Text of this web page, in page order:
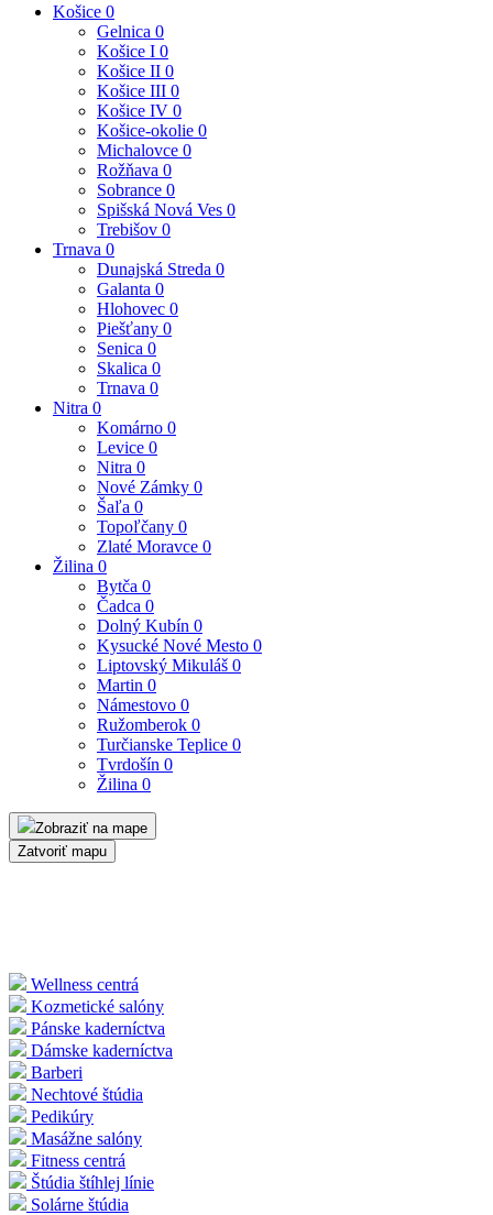
Košice 0
Gelnica 0
Košice I 0
Košice II 0
Košice III 0
Košice IV 0
Košice-okolie 0
Michalovce 0
Rožňava 0
Sobrance 0
Spišská Nová Ves 0
Trebišov 0
Trnava 0
Dunajská Streda 0
Galanta 0
Hlohovec 0
Piešťany 0
Senica 0
Skalica 0
Trnava 0
Nitra 0
Komárno 0
Levice 0
Nitra 0
Nové Zámky 0
Šaľa 0
Topoľčany 0
Zlaté Moravce 0
Žilina 0
Bytča 0
Čadca 0
Dolný Kubín 0
Kysucké Nové Mesto 0
Liptovský Mikuláš 0
Martin 0
Námestovo 0
Ružomberok 0
Turčianske Teplice 0
Tvrdošín 0
Žilina 0
Zobraziť na mape
Zatvoriť mapu
Wellness centrá
Kozmetické salóny
Pánske kaderníctva
Dámske kaderníctva
Barberi
Nechtové štúdia
Pedikúry
Masážne salóny
Fitness centrá
Štúdia štíhlej línie
Solárne štúdia